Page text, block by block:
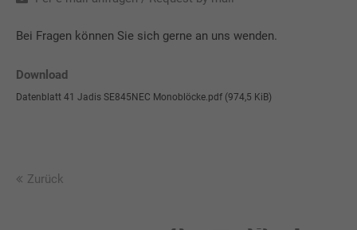
Bei Fragen können Sie sich gerne an uns wenden.
Download
Datenblatt 41 Jadis SE845NEC Monoblöcke.pdf (974,5 KiB)
Zurück